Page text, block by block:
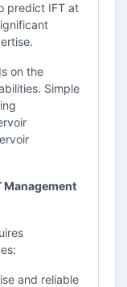
predict IFT at
on the
Simple
Management
and reliable